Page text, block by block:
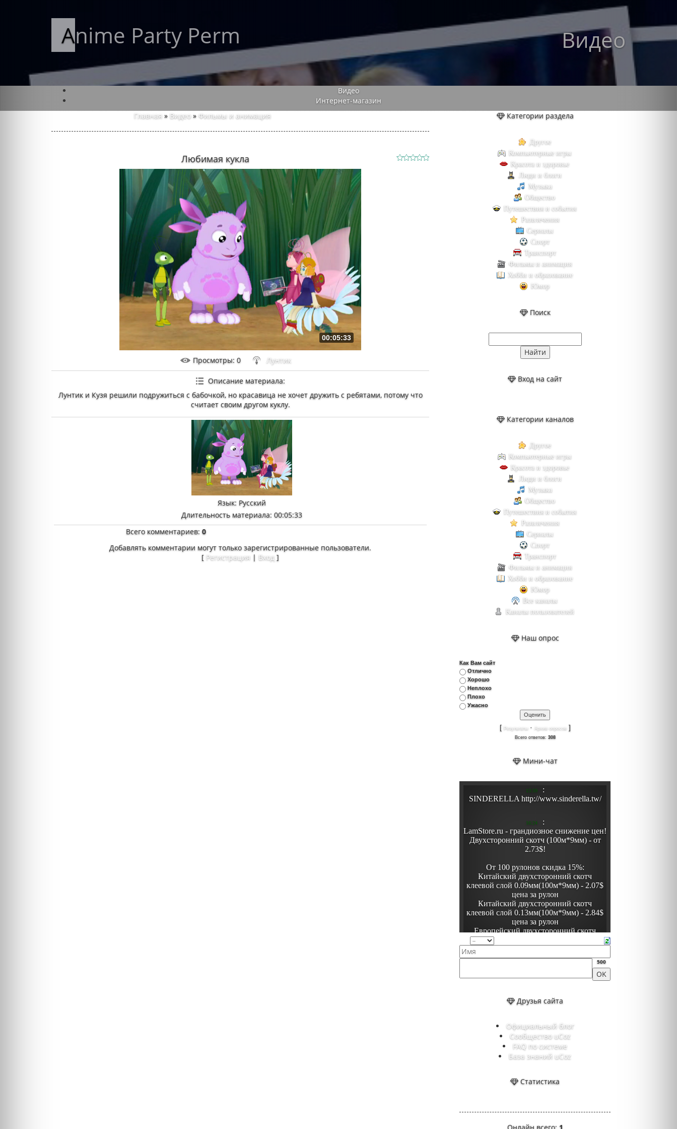
Anime Party Perm Видео
Видео
Интернет-магазин
Главная » Видео » Фильмы и анимация
Любимая кукла
00:05:33
Просмотры: 0 Лунтик
Описание материала:
Лунтик и Кузя решили подружиться с бабочкой, но красавица не хочет дружить с ребятами, потому что
считает своим другом куклу.
Язык: Русский
Длительность материала: 00:05:33
Всего комментариев:0
Добавлять комментарии могут только зарегистрированные пользователи.
[ Регистрация | Вход ]
Категории раздела
Другое
Компьютерные игры
Красота и здоровье
Люди и блоги
Музыка
Общество
Путешествия и события
Развлечения
Сериалы
Спорт
Транспорт
Фильмы и анимация
Хобби и образование
Юмор
Поиск
Вход на сайт
Категории каналов
Другое
Компьютерные игры
Красота и здоровье
Люди и блоги
Музыка
Общество
Путешествия и события
Развлечения
Сериалы
Спорт
Транспорт
Фильмы и анимация
Хобби и образование
Юмор
Все каналы
Каналы пользователей
Наш опрос
Как Вам сайт
Отлично
Хорошо
Неплохо
Плохо
Ужасно
[ Результаты · Архив опросов]
Всего ответов: 308
Мини-чат
500
Друзья сайта
Официальный блог
Сообщество uCoz
FAQ по системе
База знаний uCoz
Статистика